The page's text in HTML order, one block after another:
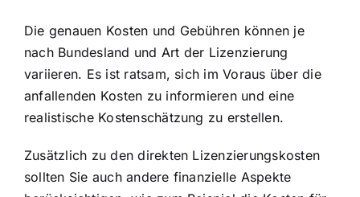
Die genauen Kosten und Gebühren können je
nach Bundesland und Art der Lizenzierung
variieren. Es ist ratsam, sich im Voraus über die
anfallenden Kosten zu informieren und eine
realistische Kostenschätzung zu erstellen.
Zusätzlich zu den direkten Lizenzierungskosten
sollten Sie auch andere finanzielle Aspekte